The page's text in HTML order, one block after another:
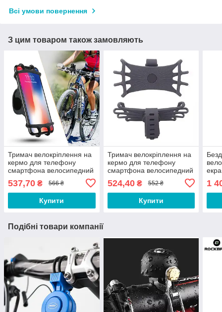
Всі умови повернення
З цим товаром також замовляють
Тримач велокріплення на
кермо для телефону
смартфона велосипедний
Gina 4-6.5" на велосипед,
самокат Чорний
537,70 ₴ 566 ₴
Купити
Тримач велокріплення на
кермо для телефону
смартфона велосипедний
самокат Сірий
524,40₴ 552 ₴
Купити
1
Подібні товари компанії